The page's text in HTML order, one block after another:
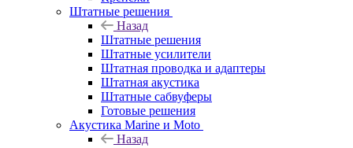
Штатные решения
Назад
Штатные решения
Штатные усилители
Штатная проводка и адаптеры
Штатная акустика
Штатные сабвуферы
Готовые решения
Акустика Marine и Moto
Назад